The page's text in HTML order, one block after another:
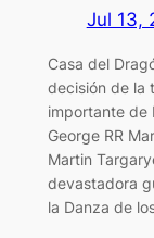
Jul 13,
Casa del
decisión de la
importante de
George RR
Martin
devastadora
la Danza de